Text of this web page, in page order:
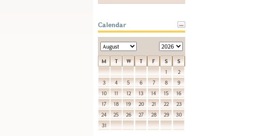
Calendar
M T W T F S
S
1
2
3
4 5 6 7 8
9
10
11 12 13 14 15
16
17
18 19 20 21 22
23
24
25 26 27 28 29
30
31